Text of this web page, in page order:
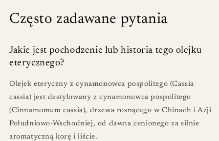
Często zadawane pytania
Jakie jest pochodzenie lub historia tego olejku
eterycznego?
Olejek eteryczny z cynamonowca pospolitego (Cassia
cassia) jest destylowany z cynamonowca pospolitego
(Cinnamomum cassia), drzewa rosnącego w Chinach i Azji
Południowo-Wschodniej, od dawna cenionego za silnie
aromatyczną korę i liście.